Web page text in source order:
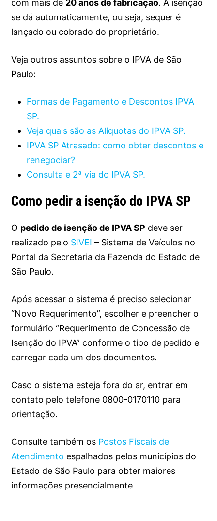
com mais de 20 anos de fabricação. A isenção
se dá automaticamente, ou seja, sequer é
lançado ou cobrado do proprietário.
Veja outros assuntos sobre o IPVA de São
Paulo:
Formas de Pagamento e Descontos IPVA
SP.
Veja quais são as Alíquotas do IPVA SP.
IPVA SP Atrasado: como obter descontos e
renegociar?
Consulta e 2ª via do IPVA SP.
Como pedir a isenção do IPVA SP
O pedido de isenção de IPVA SP deve ser
realizado pelo SIVEI – Sistema de Veículos no
Portal da Secretaria d​a Fazenda do Estado de
São Paulo.
Após acessar o sistema é preciso selecionar
“Novo Requerimento”, escolher e preencher o
formulário “Requerimento de Concessão de
Isenção do IPVA” conforme o tipo de pedido e
carregar cada um dos documentos.​
Caso o sistema esteja fora do ar, entrar em
contato pelo telefone 0800-0170110 para
orientação.
Consulte também os Postos Fiscais de
Atendimento espalhados pelos municípios do
Estado de São Paulo para obter maiores
informações presencialmente.